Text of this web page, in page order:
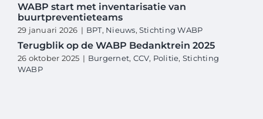
WABP start met inventarisatie van
buurtpreventieteams
29 januari 2026 | BPT, Nieuws, Stichting WABP
Terugblik op de WABP Bedanktrein 2025
26 oktober 2025 | Burgernet, CCV, Politie, Stichting
WABP